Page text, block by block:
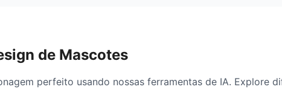
de Mascotes
perfeito usando nossas ferramentas de IA. Explore